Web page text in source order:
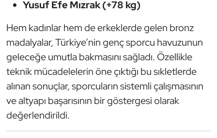
Yusuf Efe Mızrak (+78 kg)
Hem kadınlar hem de erkeklerde gelen bronz
madalyalar, Türkiye’nin genç sporcu havuzunun
geleceğe umutla bakmasını sağladı. Özellikle
teknik mücadelelerin öne çıktığı bu sıkletlerde
alınan sonuçlar, sporcuların sistemli çalışmasının
ve altyapı başarısının bir göstergesi olarak
değerlendirildi.
Triatlon
Voleybol
Vücut Geliştirme Fitness
Wushu Kungfu